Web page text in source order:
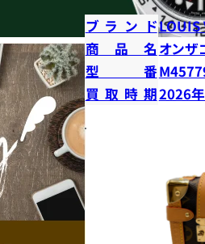
ブランドLOUIS
商品名 オンザ
型番
買取時期2026